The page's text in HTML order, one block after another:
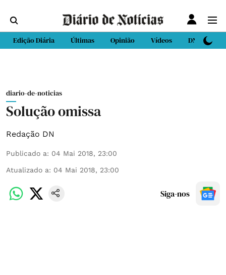
Edição Diária Últimas Opinião Vídeos DN Sport
diario-de-noticias
Solução omissa
Redação DN
Publicado a: 04 Mai 2018, 23:00
Atualizado a: 04 Mai 2018, 23:00
Siga-nos